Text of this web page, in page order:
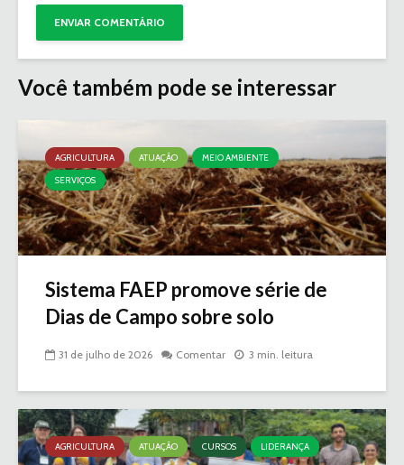
Você também pode se interessar
AGRICULTURA ATUAÇÃO
MEIO AMBIENTE
SERVIÇOS
Sistema FAEP promove série de
Dias de Campo sobre solo
31 de julho de 2026 Comentar 3 min. leitura
AGRICULTURA ATUAÇÃO CURSOS LIDERANÇA